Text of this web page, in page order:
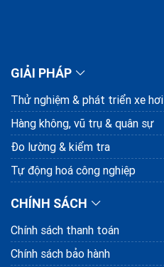
GIẢI PHÁP
Thử nghiệm & phát triển xe hơi
Hàng không, vũ trụ & quân sự
Đo lường & kiểm tra
Tự động hoá công nghiệp
CHÍNH SÁCH
Chính sách thanh toán
Chính sách bảo hành